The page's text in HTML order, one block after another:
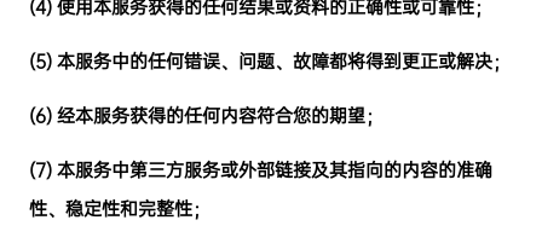
(4)使用本服务获得的任何结果或资料的正确性或可靠性；
(5)本服务中的任何错误、问题、故障都将得到更正或解决；
(6)经本服务获得的任何内容符合您的期望；
(7)本服务中第三方服务或外部链接及其指向的内容的准确
性、稳定性和完整性；